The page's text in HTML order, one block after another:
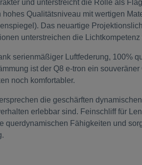
und unterstreicht die Rolle als
hohes Qualitätsniveau mit wertigen
Das neuartige
unterstreichen die Lichtkompetenz
serienmäßiger Luftfederung, 100%
ist der Q8 e-tron ein
noch komfortabler.
die geschärften
erlebbar sind. Feinschliff für
querdynamischen Fähigkeiten und